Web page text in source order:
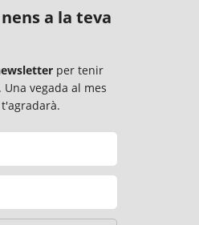
a la teva
per tenir
vegada al mes